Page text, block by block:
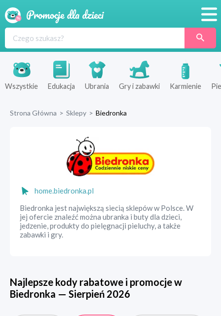
Produkty
Sklepy
Wszystkie Edukacja Ubrania Gry i zabawki Karmienie
Strona Główna > Sklepy > Biedronka
home.biedronka.pl
Biedronka jest największą siecią sklepów w Polsce. W
jej ofercie znaleźć można ubranka i buty dla dzieci,
jedzenie, produkty do pielęgnacji pieluchy, a także
zabawki i gry.
Najlepsze kody rabatowe i promocje w
Biedronka — Sierpień 2026